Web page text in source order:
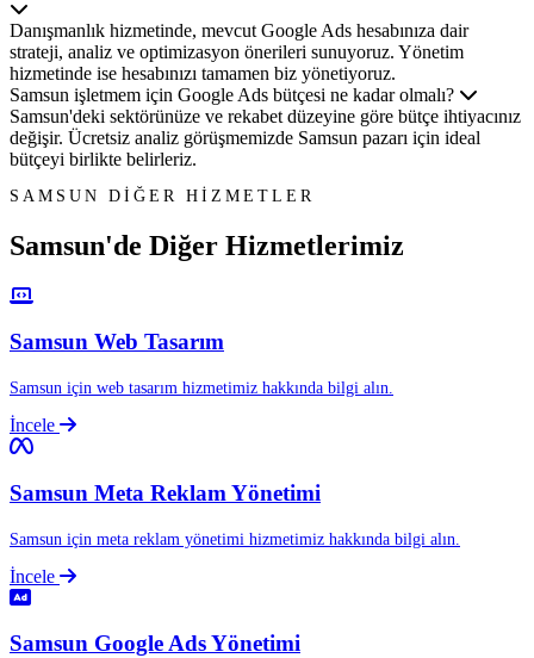
Danışmanlık hizmetinde, mevcut Google Ads hesabınıza dair
strateji, analiz ve optimizasyon önerileri sunuyoruz. Yönetim
hizmetinde ise hesabınızı tamamen biz yönetiyoruz.
Samsun işletmem için Google Ads bütçesi ne kadar olmalı?
Samsun'deki sektörünüze ve rekabet düzeyine göre bütçe ihtiyacınız
değişir. Ücretsiz analiz görüşmemizde Samsun pazarı için ideal
bütçeyi birlikte belirleriz.
SAMSUN DİĞER HİZMETLER
Samsun'de Diğer Hizmetlerimiz
Samsun Web Tasarım
Samsun için web tasarım hizmetimiz hakkında bilgi alın.
İncele
Samsun Meta Reklam Yönetimi
Samsun için meta reklam yönetimi hizmetimiz hakkında bilgi alın.
İncele
Samsun Google Ads Yönetimi